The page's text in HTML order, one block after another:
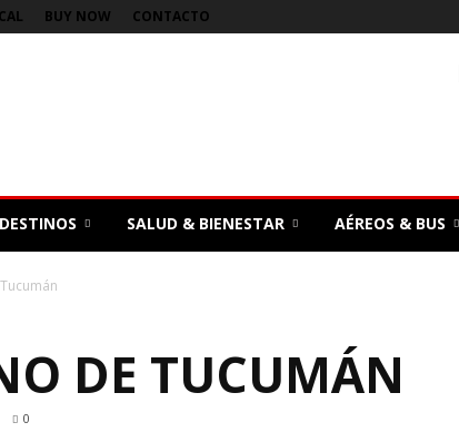
BUY NOW CONTACTO
SALUD & BIENESTAR AÉREOS & BUS
DE TUCUMÁN
0